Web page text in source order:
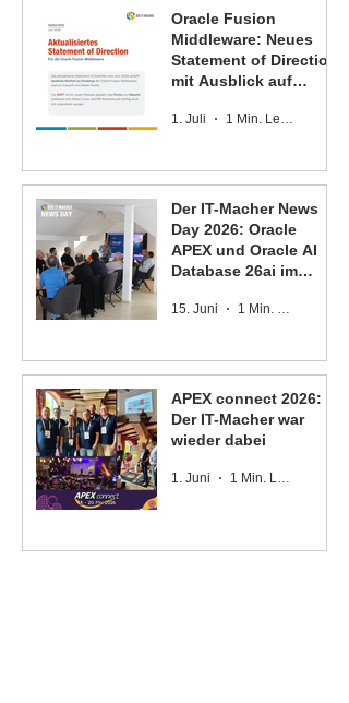
Oracle Fusion
Middleware: Neues
Statement of Direction
mit Ausblick auf
Oracle Reports
1. Juli
Der IT-Macher News
Day 2026: Oracle
APEX und Oracle AI
Database 26ai im
15. Juni
APEX connect 2026:
Der IT-Macher war
wieder dabei
1. Juni